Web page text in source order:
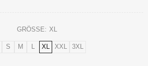
GRÖSSE: XL
S M L XL XXL 3XL